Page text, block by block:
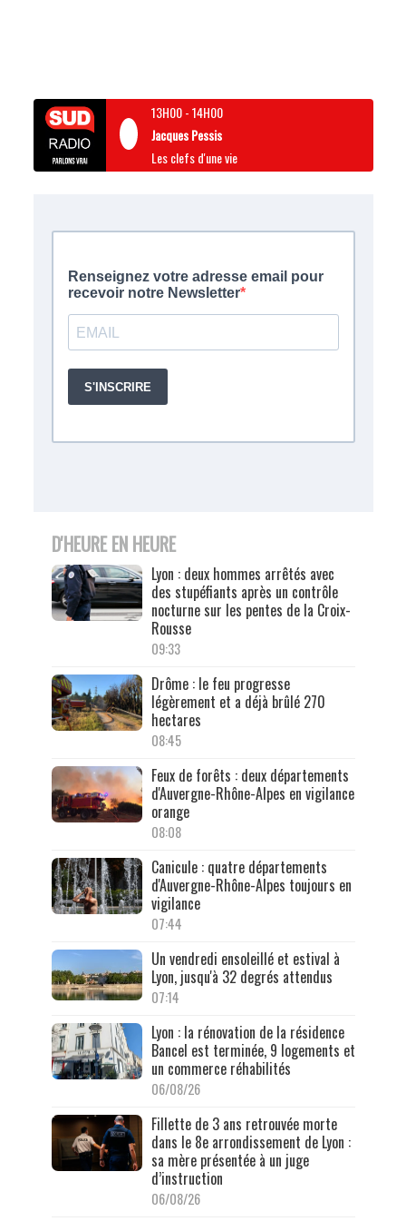
13H00-14H00
Jacques Pessis
Les clefs d'une vie
D'HEURE EN HEURE
Lyon : deux hommes arrêtés avec
des stupéfiants après un contrôle
nocturne sur les pentes de la Croix-
Rousse
09:33
Drôme : le feu progresse
légèrement et a déjà brûlé 270
hectares
08:45
Feux de forêts : deux départements
d'Auvergne-Rhône-Alpes en vigilance
orange
08:08
Canicule : quatre départements
d'Auvergne-Rhône-Alpes toujours en
vigilance
07:44
Un vendredi ensoleillé et estival à
Lyon, jusqu'à 32 degrés attendus
07:14
Lyon : la rénovation de la résidence
Bancel est terminée, 9 logements et
un commerce réhabilités
06/08/26
Fillette de 3 ans retrouvée morte
dans le 8e arrondissement de Lyon :
sa mère présentée à un juge
d’instruction
06/08/26